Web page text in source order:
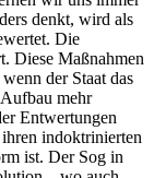
denkt, wird als
Die
Diese Maßnahmen
der Staat das
mehr
Entwertungen
indoktrinierten
ist. Der Sog in